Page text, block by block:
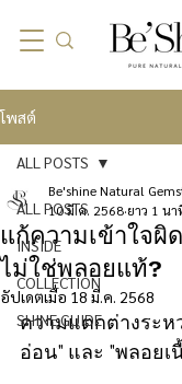
โพสต์
ALL POSTS
INSIDE
COLLECTION
SHINE GUIDE
ALL POSTS
แก้ความเข้าใจผิ
ไม่ใช่พลอยแท้?
Be'shine Natural
10 มี.ค. 2568 ยาว 1 นา
อัปเดตเมื่อ 18 มี.ค. 2568
ความแตกต่างระห
อ่อน" และ "พลอยเ